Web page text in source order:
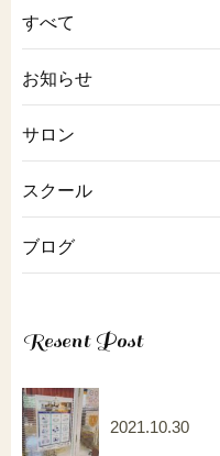
すべて
お知らせ
サロン
スクール
ブログ
Resent Post
2021.10.30